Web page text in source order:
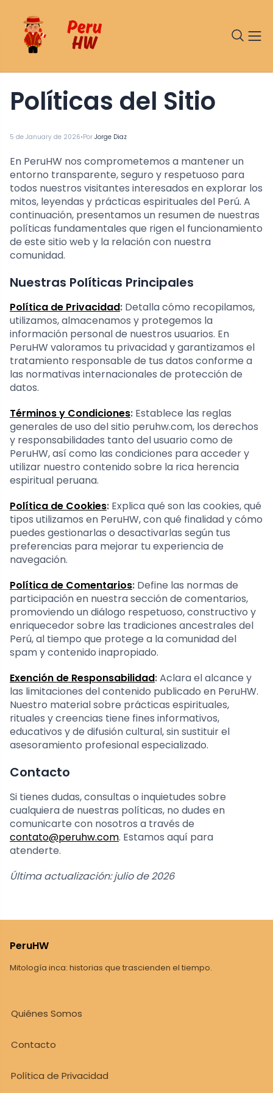
5 de January de 2026•Por Jorge Diaz
Políticas del Sitio
En PeruHW nos comprometemos a mantener un
entorno transparente, seguro y respetuoso para
todos nuestros visitantes interesados en explorar los
mitos, leyendas y prácticas espirituales del Perú. A
continuación, presentamos un resumen de nuestras
políticas fundamentales que rigen el funcionamiento
de este sitio web y la relación con nuestra
comunidad.
Nuestras Políticas Principales
Política de Privacidad: Detalla cómo recopilamos,
utilizamos, almacenamos y protegemos la
información personal de nuestros usuarios. En
PeruHW valoramos tu privacidad y garantizamos el
tratamiento responsable de tus datos conforme a
las normativas internacionales de protección de
datos.
Términos y Condiciones: Establece las reglas
generales de uso del sitio peruhw.com, los derechos
y responsabilidades tanto del usuario como de
PeruHW, así como las condiciones para acceder y
utilizar nuestro contenido sobre la rica herencia
espiritual peruana.
Política de Cookies: Explica qué son las cookies, qué
tipos utilizamos en PeruHW, con qué finalidad y cómo
puedes gestionarlas o desactivarlas según tus
preferencias para mejorar tu experiencia de
navegación.
Política de Comentarios: Define las normas de
participación en nuestra sección de comentarios,
promoviendo un diálogo respetuoso, constructivo y
enriquecedor sobre las tradiciones ancestrales del
Perú, al tiempo que protege a la comunidad del
spam y contenido inapropiado.
Exención de Responsabilidad:Aclara el alcance y
las limitaciones del contenido publicado en PeruHW.
Nuestro material sobre prácticas espirituales,
rituales y creencias tiene fines informativos,
educativos y de difusión cultural, sin sustituir el
asesoramiento profesional especializado.
Contacto
Si tienes dudas, consultas o inquietudes sobre
cualquiera de nuestras políticas, no dudes en
comunicarte con nosotros a través de
contato@peruhw.com. Estamos aquí para
atenderte.
Última actualización: julio de 2026
PeruHW
Mitología inca: historias que trascienden el tiempo.
Quiénes Somos
Contacto
Política de Privacidad